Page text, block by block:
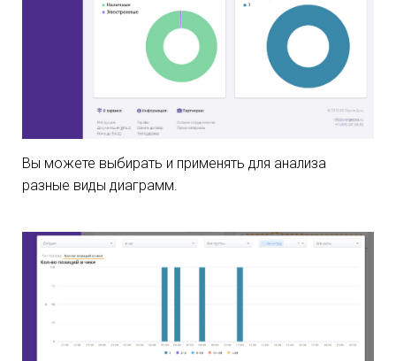
Вы можете выбирать и применять для анализа
разные виды диаграмм.